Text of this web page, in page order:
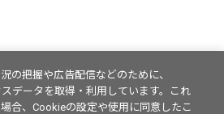
の把握や広告配信などのために、
データを取得・利用しています。これ
合、Cookieの設定や使用に同意したこ